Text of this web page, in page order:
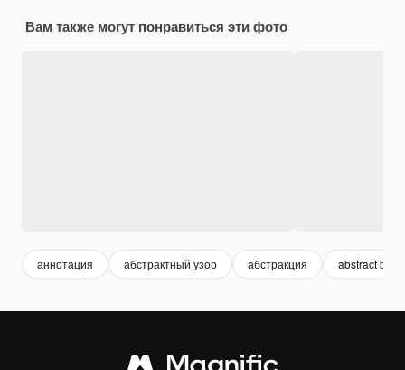
Вам также могут понравиться эти фото
аннотация абстрактный узор абстракция abstract